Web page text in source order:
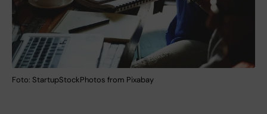
Foto: StartupStockPhotos from Pixabay